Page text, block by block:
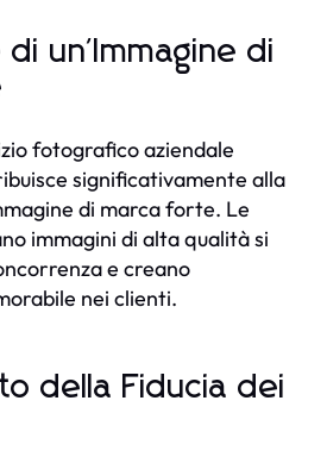
un'Immagine di
fotografico aziendale
significativamente alla
di marca forte. Le
immagini di alta qualità si
e creano
nei clienti.
della Fiducia dei